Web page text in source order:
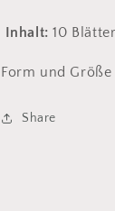
Inhalt: 10 Blätter
Form und
Share